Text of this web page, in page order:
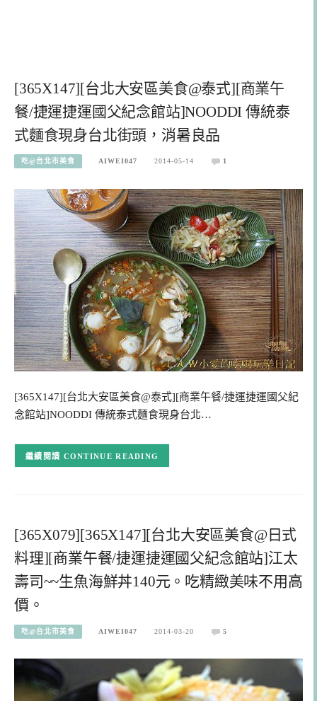
[365X147][台北大安區美食@泰式][商業午
餐/捷運捷運國父紀念館站]NOODDI 傳統泰
式麵食現身台北街頭，消暑良品
吃@台北市美食 AIWEI047 2014-05-14 1
[365X147][台北大安區美食@泰式][商業午餐/捷運捷運國父紀
念館站]NOODDI 傳統泰式麵食現身台北…
CONTINUE READING
[365X079][365X147][台北大安區美食@日式
料理][商業午餐/捷運捷運國父紀念館站]江太
壽司~~生魚海鮮丼140元。吃精緻美味不用高
價。
吃@台北市美食 AIWEI047 2014-03-20 5